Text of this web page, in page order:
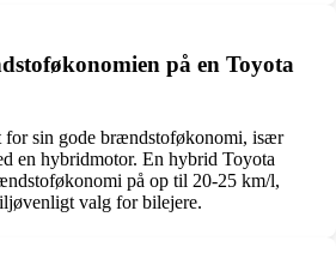
på en Toyota
for sin gode brændstoføkonomi, især
en hybridmotor. En hybrid Toyota
på op til 20-25 km/l,
valg for bilejere.